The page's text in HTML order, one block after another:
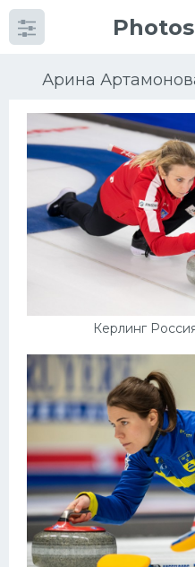
Арина
Керлинг
КатегорииФото
Еще картинки...
Баскетбол
Хоккей
Велогонки
Конькобежный спорт
Тренажеры
Интерьер квартиры